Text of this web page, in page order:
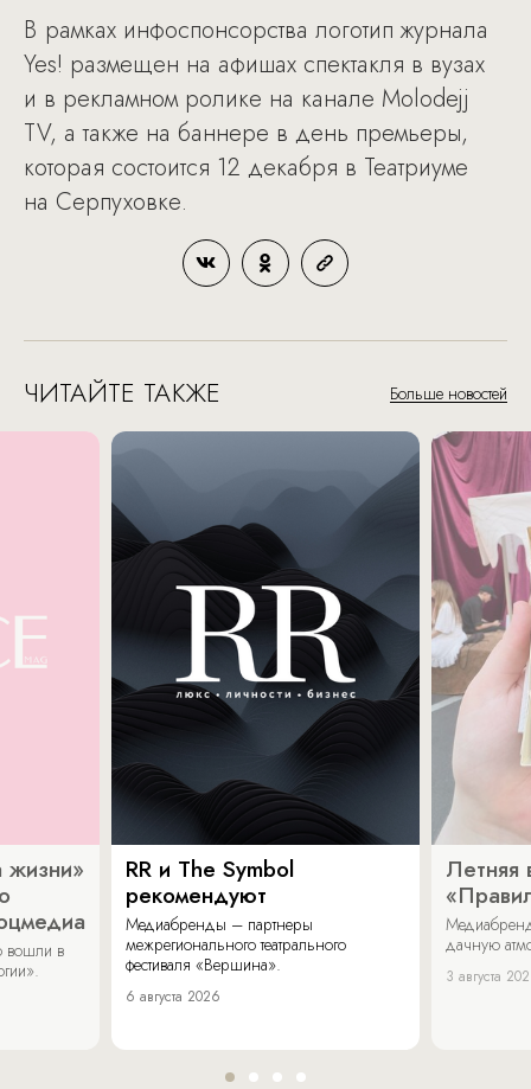
В рамках инфоспонсорства логотип журнала
Yes! размещен на афишах спектакля в вузах
и в рекламном ролике на канале Molodejj
TV, а также на баннере в день премьеры,
которая состоится 12 декабря в Театриуме
на Серпуховке.
ЧИТАЙТЕ ТАКЖЕ Больше новостей
жизни»
вошли в
RR и The Symbol
рекомендуют
Медиабренды – партнеры
межрегионального театрального
фестиваля «Вершина».
6 августа 2026
Летняя
дачную
3 августа